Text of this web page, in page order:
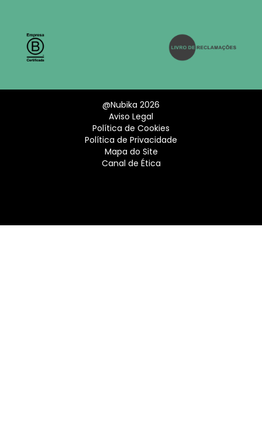
@Nubika 2026
Aviso Legal
Política de Cookies
Política de Privacidade
Mapa do Site
Canal de Ética